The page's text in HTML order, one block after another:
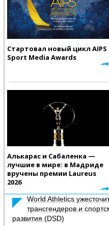
Стартовал новый цикл AIPS
Sport Media Awards
Алькарас и Сабаленка —
лучшие в мире: в Мадриде
вручены премии Laureus
2026
World Athletics
трансгендеров и
развития (DSD)